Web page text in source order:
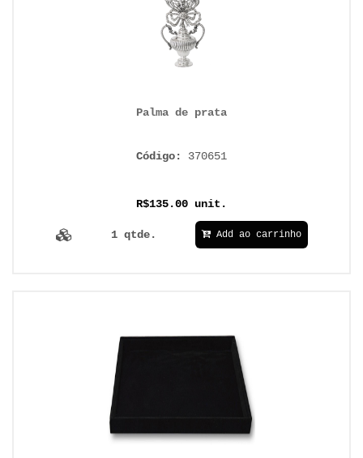
Palma de prata
Código: 370651
R$135.00 unit.
1 qtde. Add ao carrinho